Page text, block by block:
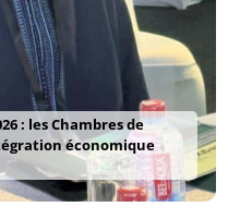
: les Chambres de
économique